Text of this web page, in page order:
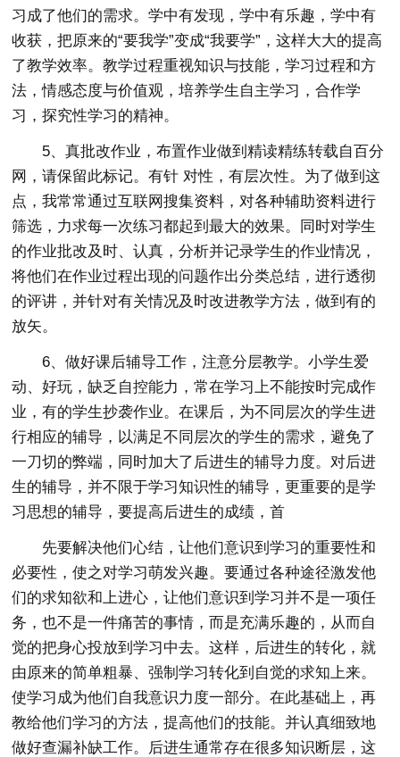
习成了他们的需求。学中有发现，学中有乐趣，学中有
收获，把原来的“要我学”变成“我要学”，这样大大的提高
了教学效率。教学过程重视知识与技能，学习过程和方
法，情感态度与价值观，培养学生自主学习，合作学
习，探究性学习的精神。
5、真批改作业，布置作业做到精读精练转载自百分
网，请保留此标记。有针 对性，有层次性。为了做到这
点，我常常通过互联网搜集资料，对各种辅助资料进行
筛选，力求每一次练习都起到最大的效果。同时对学生
的作业批改及时、认真，分析并记录学生的作业情况，
将他们在作业过程出现的问题作出分类总结，进行透彻
的评讲，并针对有关情况及时改进教学方法，做到有的
放矢。
6、做好课后辅导工作，注意分层教学。小学生爱
动、好玩，缺乏自控能力，常在学习上不能按时完成作
业，有的学生抄袭作业。在课后，为不同层次的学生进
行相应的辅导，以满足不同层次的学生的需求，避免了
一刀切的弊端，同时加大了后进生的辅导力度。对后进
生的辅导，并不限于学习知识性的辅导，更重要的是学
习思想的辅导，要提高后进生的成绩，首
先要解决他们心结，让他们意识到学习的重要性和
必要性，使之对学习萌发兴趣。要通过各种途径激发他
们的求知欲和上进心，让他们意识到学习并不是一项任
务，也不是一件痛苦的事情，而是充满乐趣的，从而自
觉的把身心投放到学习中去。这样，后进生的转化，就
由原来的简单粗暴、强制学习转化到自觉的求知上来。
使学习成为他们自我意识力度一部分。在此基础上，再
教给他们学习的方法，提高他们的技能。并认真细致地
做好查漏补缺工作。后进生通常存在很多知识断层，这